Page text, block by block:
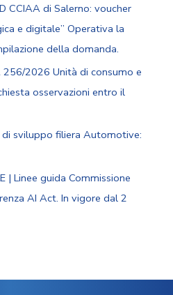
CCIAA di Salerno: voucher
e digitale” Operativa la
della domanda.
256/2026 Unità di consumo e
osservazioni entro il
di sviluppo filiera Automotive:
| Linee guida Commissione
AI Act. In vigore dal 2